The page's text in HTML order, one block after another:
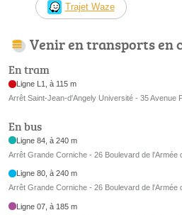
Trajet Waze
Venir en transports en
En tram
Ligne L1, à 115 m
Arrêt Saint-Jean-d'Angely Université - 35 Avenue
En bus
Ligne 84, à 240 m
Arrêt Grande Corniche - 26 Boulevard de l'Armée
Ligne 80, à 240 m
Arrêt Grande Corniche - 26 Boulevard de l'Armée
Ligne 07, à 185 m